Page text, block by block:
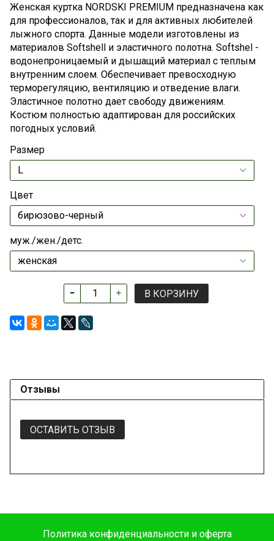
Женская куртка NORDSKI PREMIUM предназначена как
для профессионалов, так и для активных любителей
лыжного спорта. Данные модели изготовлены из
материалов Softshell и эластичного полотна. Softshel -
водонепроницаемый и дышащий материал с теплым
внутренним слоем. Обеспечивает превосходную
терморегуляцию, вентиляцию и отведение влаги.
Эластичное полотно дает свободу движениям.
Костюм полностью адаптирован для российских
погодных условий.
Размер
Цвет
муж./жен./детс.
В КОРЗИНУ
Отзывы
ОСТАВИТЬ ОТЗЫВ
Политика конфиденциальности и оферта